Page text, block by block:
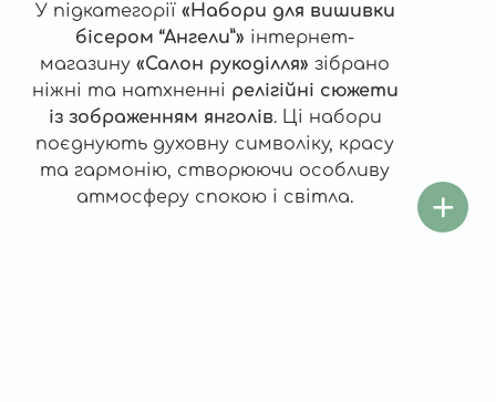
У підкатегорії «Набори для вишивки
бісером “Ангели”» інтернет-
магазину «Салон рукоділля» зібрано
ніжні та натхненні релігійні сюжети
із зображенням янголів. Ці набори
поєднують духовну символіку, красу
та гармонію, створюючи особливу
атмосферу спокою і світла.